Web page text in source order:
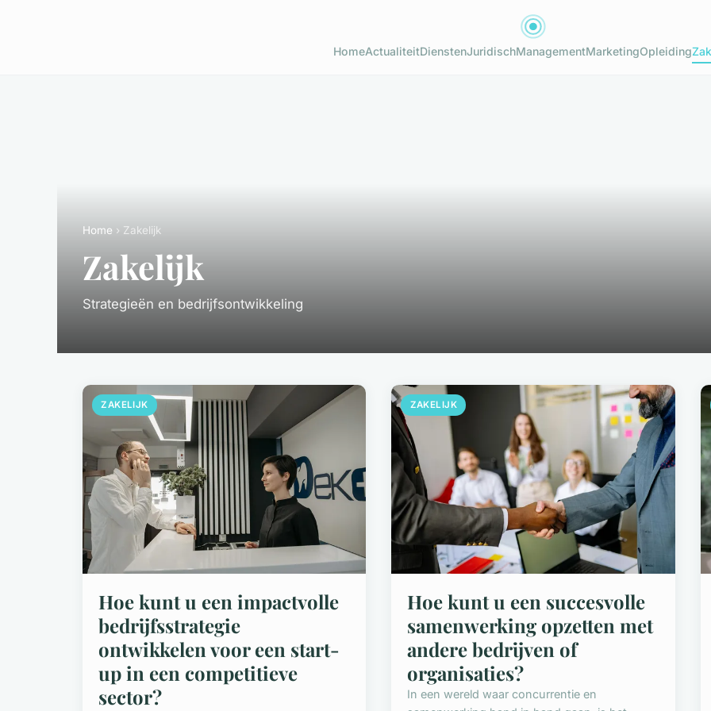
HomeActualiteitDienstenJuridischManagementMarketingOpleiding
Home › Zakelijk
Zakelijk
Strategieën en bedrijfsontwikkeling
ZAKELIJK
Hoe kunt u een impactvolle
bedrijfsstrategie
ontwikkelen voor een start-
up in een competitieve
sector?
ZAKELIJK
Hoe kunt u een succesvolle
samenwerking opzetten met
andere bedrijven of
organisaties?
In een wereld waar concurrentie en